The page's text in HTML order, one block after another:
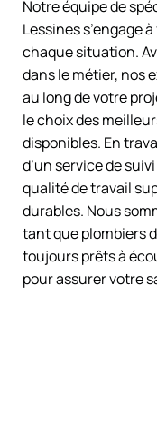
Notre équipe de
Lessines s’engage
chaque situation.
dans le métier, nos
au long de votre
le choix des
disponibles. En
d’un service de
qualité de travail
durables. Nous
tant que plombiers
toujours prêts à
pour assurer votre